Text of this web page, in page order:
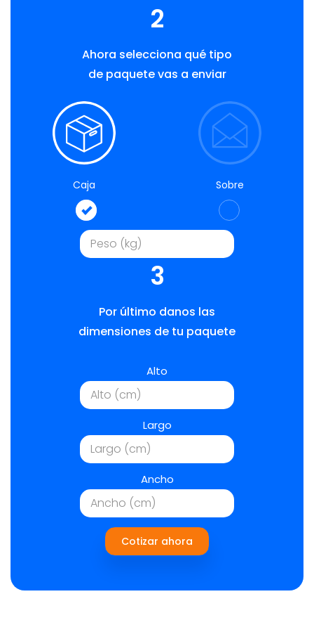
2
Ahora selecciona qué tipo
de paquete vas a enviar
Caja Sobre
3
Por último danos las
dimensiones de tu paquete
Alto
Largo
Ancho
Cotizar ahora